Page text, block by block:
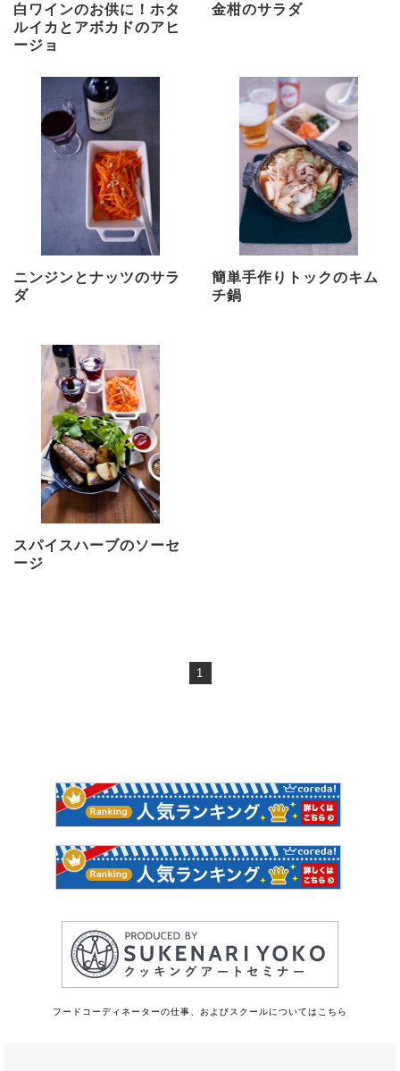
白ワインのお供に！ホタ
ルイカとアボカドのアヒ
ージョ
金柑のサラダ
ニンジンとナッツのサラ
ダ
簡単手作りトックのキム
チ鍋
スパイスハーブのソーセ
ージ
1
フードコーディネーターの仕事、およびスクールについてはこちら